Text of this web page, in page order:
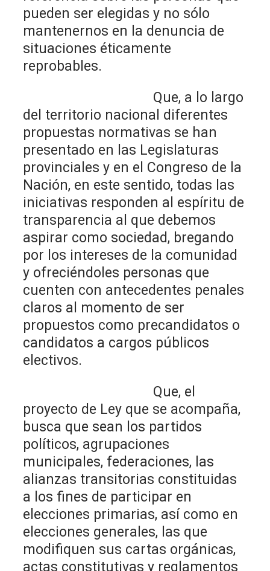
pueden ser elegidas y no sólo
mantenernos en la denuncia de
situaciones éticamente
reprobables.
Que, a lo largo
del territorio nacional diferentes
propuestas normativas se han
presentado en las Legislaturas
provinciales y en el Congreso de la
Nación, en este sentido, todas las
iniciativas responden al espíritu de
transparencia al que debemos
aspirar como sociedad, bregando
por los intereses de la comunidad
y ofreciéndoles personas que
cuenten con antecedentes penales
claros al momento de ser
propuestos como precandidatos o
candidatos a cargos públicos
electivos.
Que, el
proyecto de Ley que se acompaña,
busca que sean los partidos
políticos, agrupaciones
municipales, federaciones, las
alianzas transitorias constituidas
a los fines de participar en
elecciones primarias, así como en
elecciones generales, las que
modifiquen sus cartas orgánicas,
actas constitutivas y reglamentos